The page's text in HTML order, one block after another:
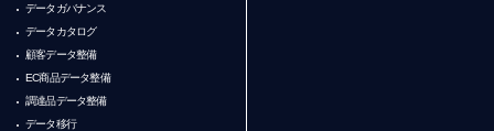
データガバナンス
データカタログ
顧客データ整備
EC商品データ整備
調達品データ整備
データ移行